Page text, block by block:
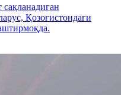
Қозоғистондаги